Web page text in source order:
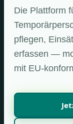
Die Plattform
pflegen,
erfassen —
mit EU-